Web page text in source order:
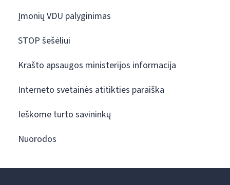
Įmonių VDU palyginimas
STOP šešėliui
Krašto apsaugos ministerijos informacija
Interneto svetainės atitikties paraiška
Ieškome turto savininkų
Nuorodos